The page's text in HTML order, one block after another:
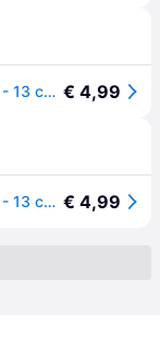
Rayher hobby DIY piepschuim paddestoel - 13 cm - wit - Knutselen - materialen € 4,99
Rayher hobby DIY piepschuim paddestoel - 13 cm - wit - Knutselen - materialen € 4,99